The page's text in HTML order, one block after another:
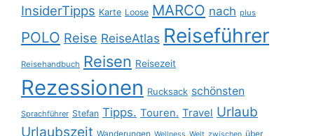
InsiderTipps Karte Loose MARCO nach plus
POLO Reise ReiseAtlas Reiseführer
Reisehandbuch Reisen Reisezeit
Rezessionen Rucksack schönsten
Sprachführer Stefan Tipps. Touren. Travel Urlaub
Urlaubszeit Wanderungen Wellness Welt zwischen über